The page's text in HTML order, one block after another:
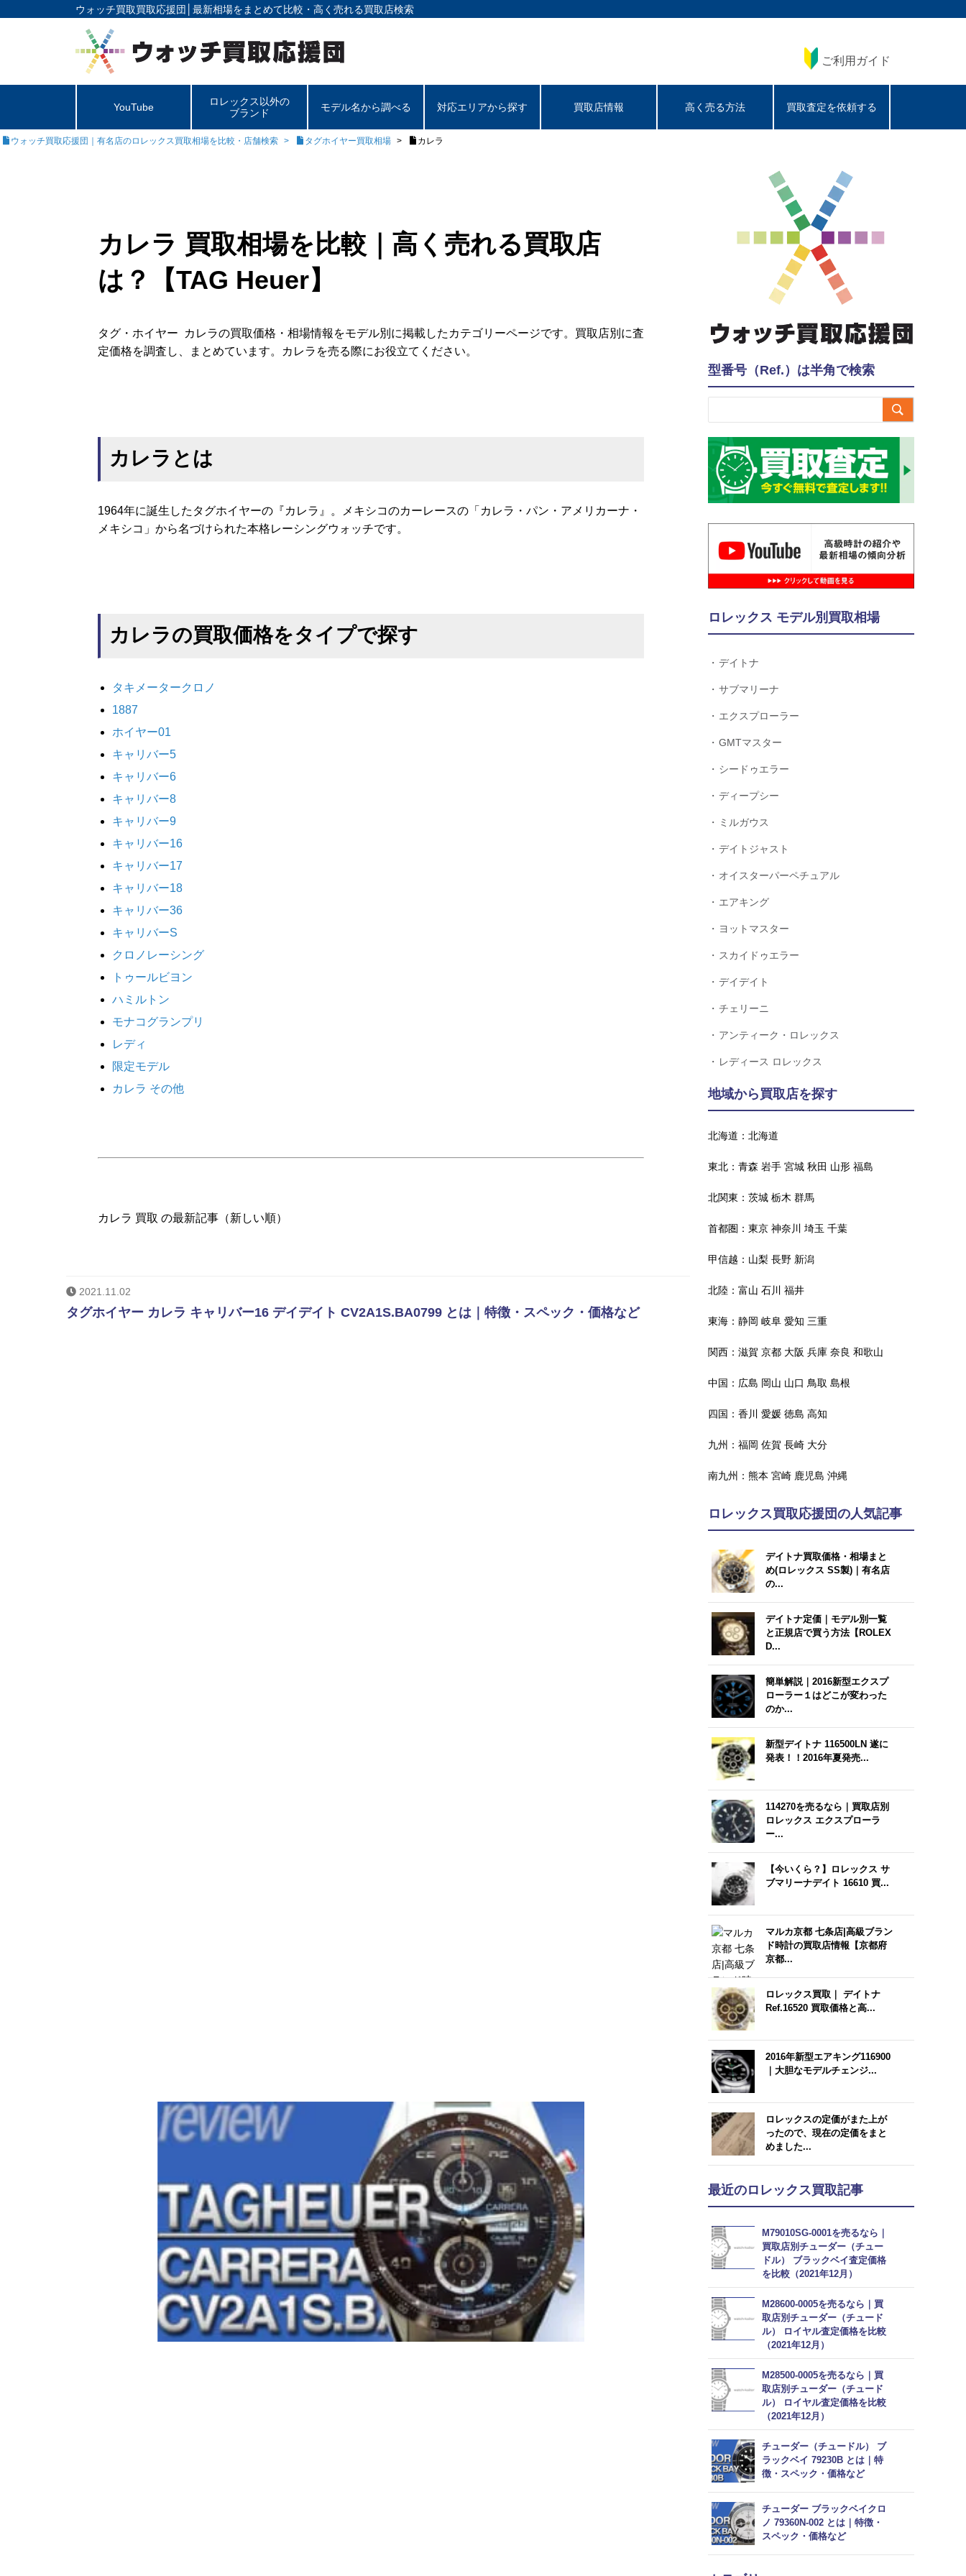
ウォッチ買取買取応援団│ 最新相場をまとめて比較・高く売れる買取店検索
ご利用ガイド
YouTube
ロレックス以外の
ブランド
モデル名から調べる 対応エリアから探す 買取店情報 高く売る方法 買取査定を依頼する
ウォッチ買取応援団｜有名店のロレックス買取相場を比較・店舗検索 タグホイヤー買取相場 カレラ
カレラ 買取相場を比較｜高く売れる買取店
は？【TAG Heuer】
タグ・ホイヤー カレラの買取価格・相場情報をモデル別に掲載したカテゴリーページです。買取店別に査
定価格を調査し、まとめています。カレラを売る際にお役立てください。
カレラとは
1964年に誕生したタグホイヤーの『カレラ』。メキシコのカーレースの「カレラ・パン・アメリカーナ・
メキシコ」から名づけられた本格レーシングウォッチです。
カレラの買取価格をタイプで探す
タキメータークロノ
1887
ホイヤー01
キャリバー5
キャリバー6
キャリバー8
キャリバー9
キャリバー16
キャリバー17
キャリバー18
キャリバー36
キャリバーS
クロノレーシング
トゥールビヨン
ハミルトン
モナコグランプリ
レディ
限定モデル
カレラ その他
カレラ 買取 の最新記事（新しい順）
2021.11.02
タグホイヤー カレラ キャリバー16 デイデイト CV2A1S.BA0799 とは｜特徴・スペック・価格など
型番号（Ref.）は半角で検索

ロレックス モデル別買取相場
デイトナ
サブマリーナ
エクスプローラー
GMTマスター
シードゥエラー
ディープシー
ミルガウス
デイトジャスト
オイスターパーペチュアル
エアキング
ヨットマスター
スカイドゥエラー
デイデイト
チェリーニ
アンティーク・ロレックス
レディース ロレックス
地域から買取店を探す
北海道： 北海道
東北： 青森 岩手 宮城 秋田 山形 福島
北関東： 茨城 栃木 群馬
首都圏： 東京 神奈川 埼玉 千葉
甲信越： 山梨 長野 新潟
北陸： 富山 石川 福井
東海： 静岡 岐阜 愛知 三重
関西： 滋賀 京都 大阪 兵庫 奈良 和歌山
中国： 広島 岡山 山口 鳥取 島根
四国： 香川 愛媛 徳島 高知
九州： 福岡 佐賀 長崎 大分
南九州： 熊本 宮崎 鹿児島 沖縄
ロレックス買取応援団の人気記事
デイトナ買取価格・相場まと
め(ロレックス SS製)｜有名店
の...
デイトナ定価｜モデル別一覧
と正規店で買う方法【ROLEX
D...
簡単解説｜2016新型エクスプ
ローラー１はどこが変わった
のか...
新型デイトナ 116500LN 遂に
発表！！2016年夏発売...
114270を売るなら｜買取店別
ロレックス エクスプローラ
ー...
【今いくら？】ロレックス サ
ブマリーナデイト 16610 買...
マルカ京都 七条店|高級ブラン
ド時計の買取店情報【京都府
京都...
ロレックス買取｜ デイトナ
Ref.16520 買取価格と高...
2016年新型エアキング116900
｜大胆なモデルチェンジ...
ロレックスの定価がまた上が
ったので、現在の定価をまと
めました...
最近のロレックス買取記事
M79010SG-0001を売るなら｜
買取店別チューダー（チュー
ドル） ブラックベイ査定価格
を比較（2021年12月）
M28600-0005を売るなら｜買
取店別チューダー（チュード
ル） ロイヤル査定価格を比較
（2021年12月）
M28500-0005を売るなら｜買
取店別チューダー（チュード
ル） ロイヤル査定価格を比較
（2021年12月）
チューダー（チュードル） ブ
ラックベイ 79230B とは｜特
徴・スペック・価格など
チューダー ブラックベイクロ
ノ 79360N-002 とは｜特徴・
スペック・価格など